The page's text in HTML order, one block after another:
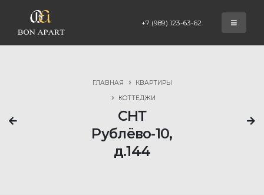
+7 (989) 123-63-62
СНТ
Рублёво-10,
д.144
ГЛАВНАЯ
КВАРТИРЫ
КОТТЕДЖИ